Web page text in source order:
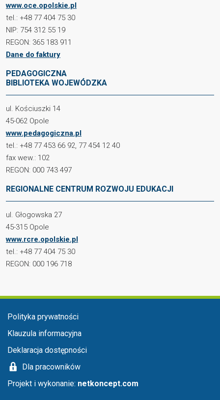
www.oce.opolskie.pl
tel.: +48 77 404 75 30
NIP: 754 312 55 19
REGON: 365 183 911
Dane do faktury
PEDAGOGICZNA
BIBLIOTEKA WOJEWÓDZKA
ul. Kościuszki 14
45-062 Opole
www.pedagogiczna.pl
tel.: +48 77 453 66 92, 77 454 12 40
fax wew.: 102
REGON: 000 743 497
REGIONALNE CENTRUM ROZWOJU EDUKACJI
ul. Głogowska 27
45-315 Opole
www.rcre.opolskie.pl
tel.: +48 77 404 75 30
REGON: 000 196 718
Menu stopka
Polityka prywatności
Klauzula informacyjna
Deklaracja dostępności
Dla pracowników
Projekt i wykonanie: netkoncept.com